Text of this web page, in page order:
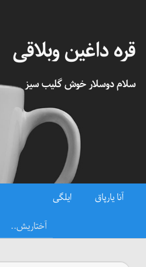
قره داغین وبلاقی
سلام دوسلار خوش گلیب سیز
آنا یارپاق ایلگی